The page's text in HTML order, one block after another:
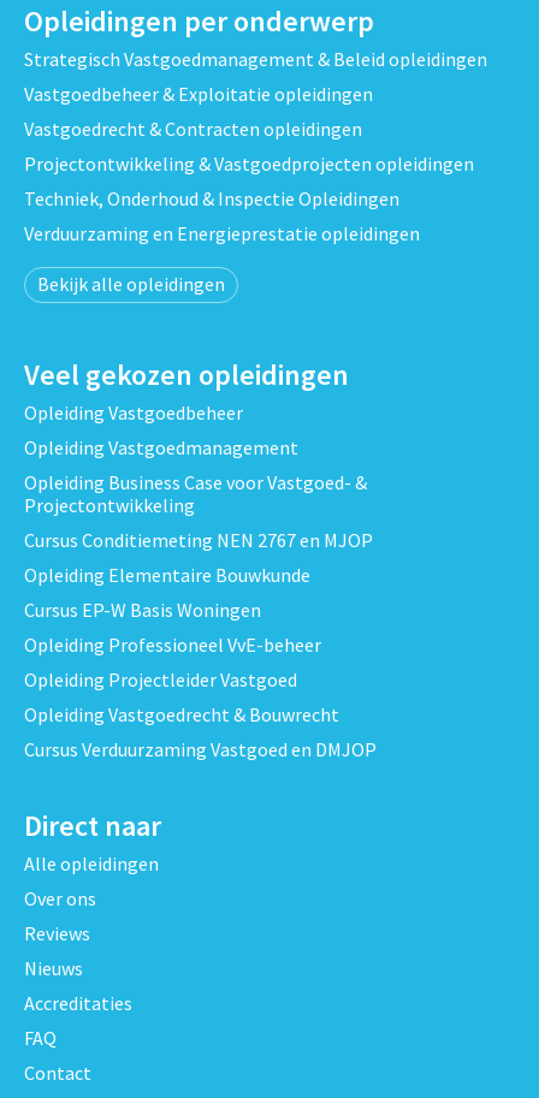
Opleidingen per onderwerp
Strategisch Vastgoedmanagement & Beleid opleidingen
Vastgoedbeheer & Exploitatie opleidingen
Vastgoedrecht & Contracten opleidingen
Projectontwikkeling & Vastgoedprojecten opleidingen
Techniek, Onderhoud & Inspectie Opleidingen
Verduurzaming en Energieprestatie opleidingen
Bekijk alle opleidingen
Veel gekozen opleidingen
Opleiding Vastgoedbeheer
Opleiding Vastgoedmanagement
Opleiding Business Case voor Vastgoed- &
Projectontwikkeling
Cursus Conditiemeting NEN 2767 en MJOP
Opleiding Elementaire Bouwkunde
Cursus EP-W Basis Woningen
Opleiding Professioneel VvE-beheer
Opleiding Projectleider Vastgoed
Opleiding Vastgoedrecht & Bouwrecht
Cursus Verduurzaming Vastgoed en DMJOP
Direct naar
Alle opleidingen
Over ons
Reviews
Nieuws
Accreditaties
FAQ
Contact